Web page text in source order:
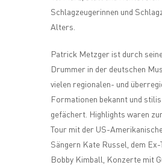
Schlagzeugerinnen und
Alters.
Patrick Metzger ist durch
Drummer in der deutschen
vielen regionalen- und
Formationen bekannt und
gefächert. Highlights waren
Tour mit der US-
Sängern Kate Russel, dem
Bobby Kimball, Konzerte mit